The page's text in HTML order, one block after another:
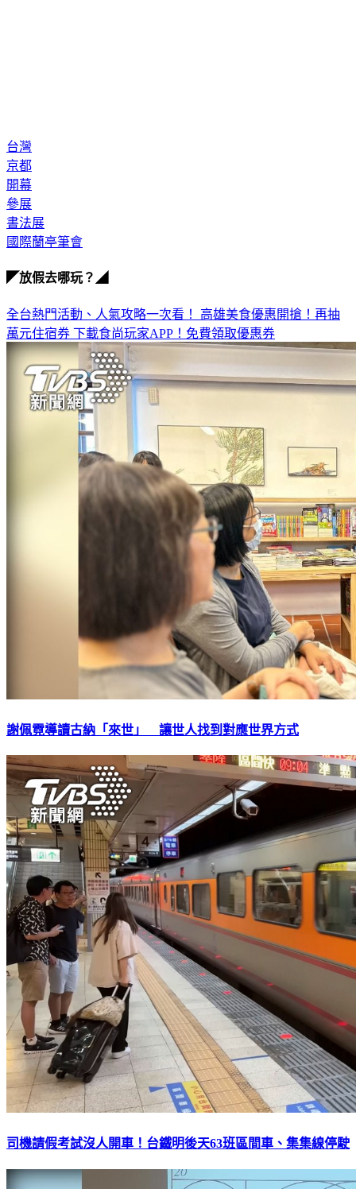
台灣
京都
開幕
參展
書法展
國際蘭亭筆會
◤放假去哪玩？◢
全台熱門活動、人氣攻略一次看！ 高雄美食優惠開搶！再抽
萬元住宿券 下載食尚玩家APP！免費領取優惠券
謝佩霓導讀古納「來世」 讓世人找到對應世界方式
司機請假考試沒人開車！台鐵明後天63班區間車、集集線停駛